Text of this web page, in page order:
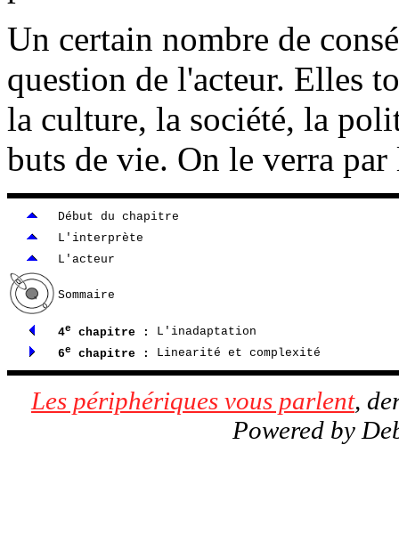
Un certain nombre de
question de l'acteur. Elles
la culture, la société, la
buts de vie. On le verra par
Début du chapitre
L'interprète
L'acteur
Sommaire
4e chapitre :
L'inadaptation
6e chapitre : Linearité et complexité
Les périphériques vous parlent,
Powered by